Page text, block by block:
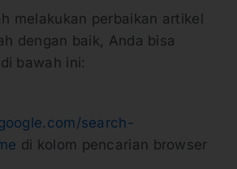
melakukan perbaikan artikel
dengan baik, Anda bisa
bawah ini:
search-
di kolom pencarian browser